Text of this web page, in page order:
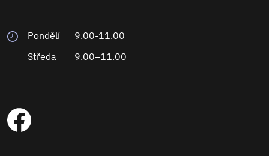
Pondělí
9.00-11.00
Středa
9.00–11.00